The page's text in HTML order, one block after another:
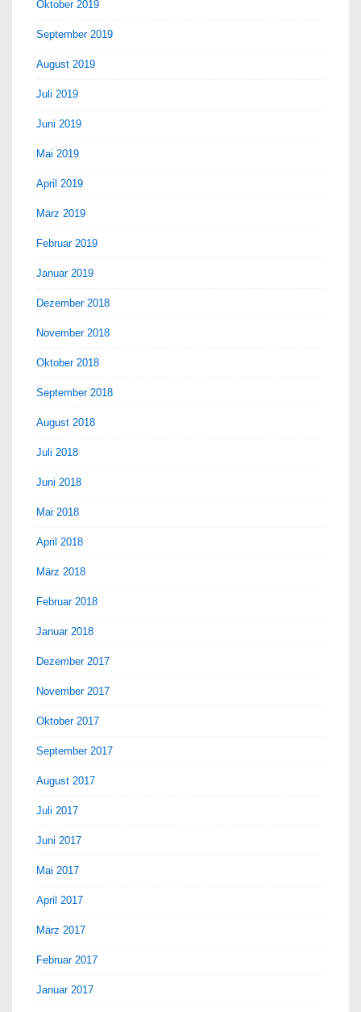
Oktober 2019
September 2019
August 2019
Juli 2019
Juni 2019
Mai 2019
April 2019
März 2019
Februar 2019
Januar 2019
Dezember 2018
November 2018
Oktober 2018
September 2018
August 2018
Juli 2018
Juni 2018
Mai 2018
April 2018
März 2018
Februar 2018
Januar 2018
Dezember 2017
November 2017
Oktober 2017
September 2017
August 2017
Juli 2017
Juni 2017
Mai 2017
April 2017
März 2017
Februar 2017
Januar 2017